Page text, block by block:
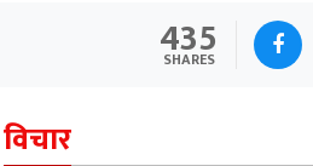
435
SHARES
विचार